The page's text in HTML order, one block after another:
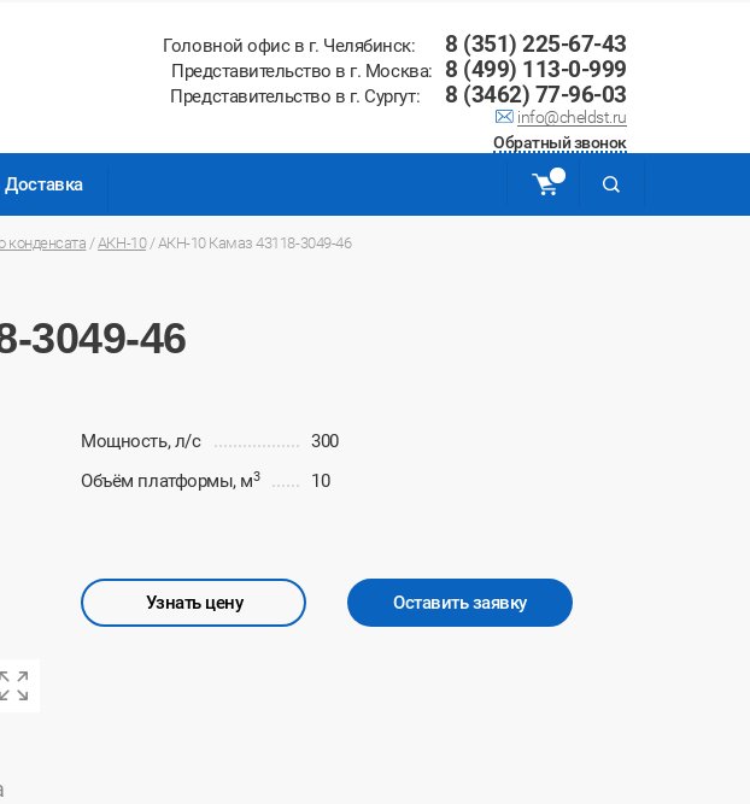
Головной офис в г. Челябинск: 8 (351) 225-67-43
Представительство в г. Москва: 8 (499) 113-0-999
Представительство в г. Сургут: 8 (3462) 77-96-03
info@cheldst.ru
Обратный звонок
Доставка
конденсата /АКН-10/АКН-10 Камаз 43118-3049-46
3049-46
Мощность, л/с
300
Объём платформы, м3 10
Узнать цену Оставить заявку